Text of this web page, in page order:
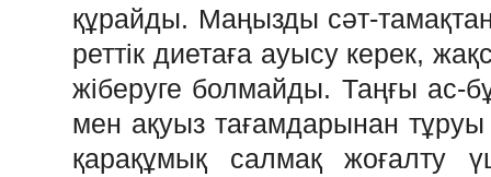
құрайды. Маңызды сәт-
реттік диетаға ауысу керек,
жіберуге болмайды. Таңғы ас-
мен ақуыз тағамдарынан
қарақұмық салмақ жоғалту